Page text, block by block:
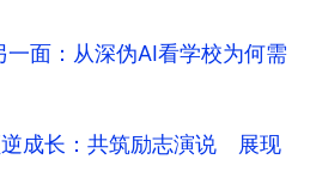
面：从深伪AI看学校为何需
成长：共筑励志演说 展现